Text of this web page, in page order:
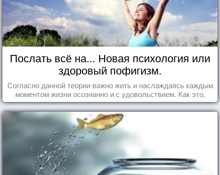
Послать всё на... Новая психология или
здоровый пофигизм.
Согласно данной теории важно жить и наслаждаясь каждым
моментом жизни осознанно и с удовольствием. Как это,
попробуем разобраться на реальных примерах.